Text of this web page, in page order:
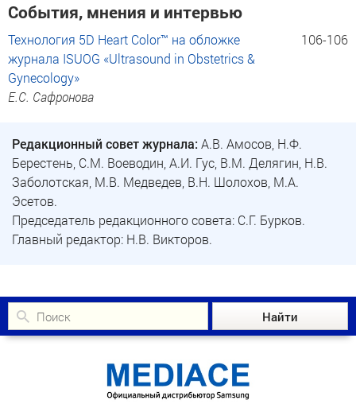
События, мнения и интервью
Технология 5D Heart Color™ на обложке
журнала ISUOG «Ultrasound in Obstetrics &
Gynecology»
Е.С. Сафронова
106-106
Редакционный совет журнала: А.В. Амосов, Н.Ф.
Берестень, С.М. Воеводин, А.И. Гус, В.М. Делягин, Н.В.
Заболотская, М.В. Медведев, В.Н. Шолохов, М.А.
Эсетов.
Председатель редакционного совета: С.Г. Бурков.
Главный редактор: Н.В. Викторов.